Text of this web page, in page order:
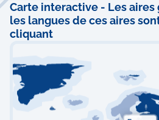
Carte interactive - Les
les langues de ces aires
cliquant